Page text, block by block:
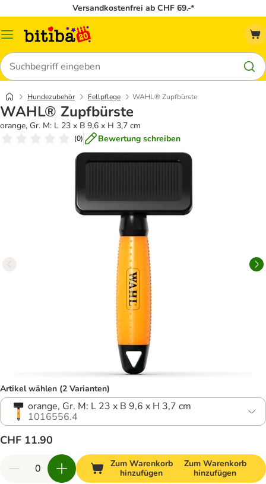
Versandkostenfrei ab CHF 69.-*
Menü
Suchen
Hundezubehör Fellpflege WAHL® Zupfbürste
WAHL® Zupfbürste
orange, Gr. M: L 23 x B 9,6 x H 3,7 cm
(0) Bewertung schreiben
Artikel wählen (2 Varianten)
orange, Gr. M: L 23 x B 9,6 x H 3,7 cm
1016556.4
CHF 11.90
Zum Warenkorb
hinzufügen
Zum Warenkorb
hinzufügen